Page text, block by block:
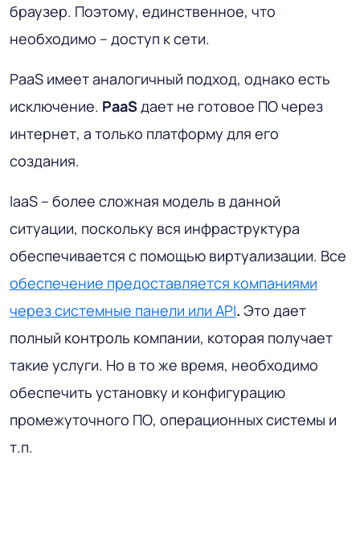
браузер. Поэтому, единственное, что
необходимо – доступ к сети.
PaaS имеет аналогичный подход, однако есть
исключение. PaaSдает не готовое ПО через
интернет, а только платформу для его
создания.
IaaS – более сложная модель в данной
ситуации, поскольку вся инфраструктура
обеспечивается с помощью виртуализации. Все
обеспечение предоставляется компаниями
через системные панели или API. Это дает
полный контроль компании, которая получает
такие услуги. Но в то же время, необходимо
обеспечить установку и конфигурацию
промежуточного ПО, операционных системы и
т.п.